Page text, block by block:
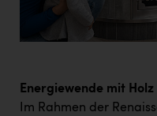
Energiewende mit Holz
Im Rahmen der